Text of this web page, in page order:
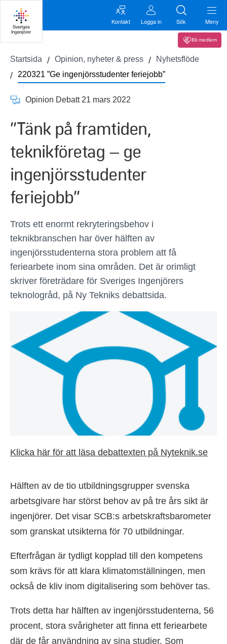
Kontakt Logga in Sök Meny
Bli medlem
Startsida Opinion, nyheter & press
Nyhetsflöde
220321 ”Ge ingenjörsstudenter feriejobb”
Opinion Debatt 21 mars 2022
”Tänk på framtiden,
teknikföretag – ge
ingenjörsstudenter
feriejobb”
Trots ett enormt rekryteringsbehov i
teknikbranschen har över hälften av
ingenjörsstudenterna stora problem att få
feriearbete inom sina områden. Det är orimligt
skriver företrädare för Sveriges Ingenjörers
teknologråd, på Ny Tekniks debattsida.
Klicka här för att läsa debattexten på Nyteknik.se
Hälften av de tio utbildningsgrupper svenska
arbetsgivare har störst behov av på tre års sikt är
ingenjörer. Det visar SCB:s arbetskraftsbarometer
som granskat utsikterna för 70 utbildningar.
Efterfrågan är tydligt kopplad till den kompetens
som krävs för att klara klimatomställningen, men
också de kliv inom digitalisering som behöver tas.
Trots detta har hälften av ingenjörsstudenterna, 56
procent, stora svårigheter att finna ett feriearbete
där de får användning av sina studier. Som